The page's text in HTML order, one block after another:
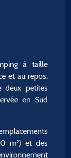
à taille
et au repos,
deux petites
en Sud
m²) et des